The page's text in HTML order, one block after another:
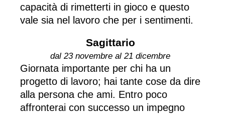
capacità di rimetterti in gioco e questo
vale sia nel lavoro che per i sentimenti.
Sagittario
dal 23 novembre al 21 dicembre
Giornata importante per chi ha un
progetto di lavoro; hai tante cose da dire
alla persona che ami. Entro poco
affronterai con successo un impegno